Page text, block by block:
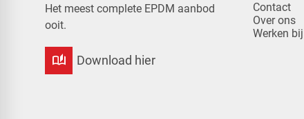
Het meest complete EPDM aanbod
ooit.
auto_stories Download hier
Contact
Over ons
Werken bij